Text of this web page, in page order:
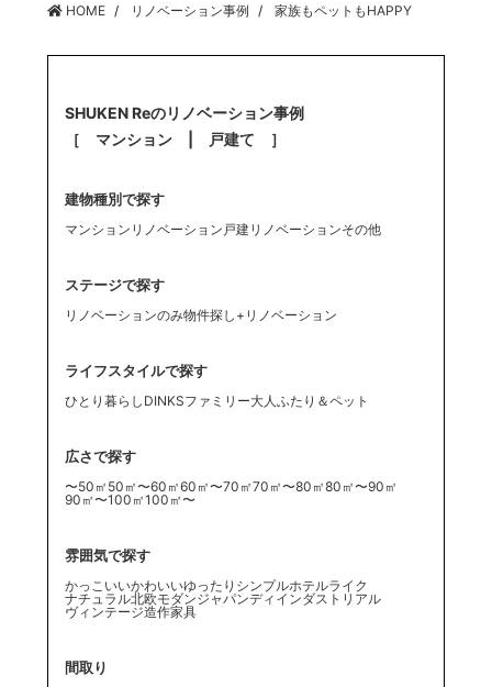
HOME リノベーション事例 家族もペットもHAPPY
SHUKEN Reのリノベーション事例
［ マンション | 戸建て ］
建物種別で探す
マンションリノベーション 戸建リノベーションその他
ステージで探す
リノベーションのみ物件探し+リノベーション
ライフスタイルで探す
ひとり暮らし DINKSファミリー大人ふたり ＆ペット
広さで探す
〜50㎡ 50㎡〜60㎡60㎡〜70㎡70㎡〜80㎡80㎡〜90㎡
90㎡〜100㎡100㎡〜
雰囲気で探す
かっこいいかわいいゆったり シンプルホテルライク
ナチュラル北欧モダンジャパンディ インダストリアル
ヴィンテージ造作家具
間取り